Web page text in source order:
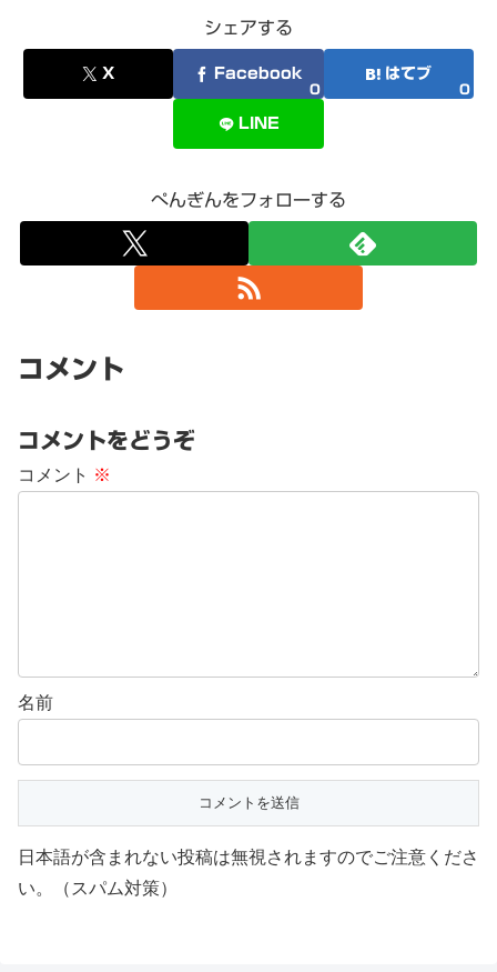
シェアする
X Facebook
0
はてブ
0
LINE
ぺんぎんをフォローする
コメント
コメントをどうぞ
コメント ※
名前
日本語が含まれない投稿は無視されますのでご注意くださ
い。（スパム対策）